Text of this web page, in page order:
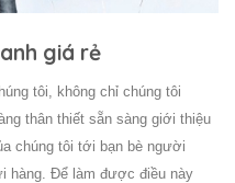
giá rẻ
tôi, không chỉ chúng tôi
thân thiết sẵn sàng giới thiệu
chúng tôi tới bạn bè người
hàng. Để làm được điều này